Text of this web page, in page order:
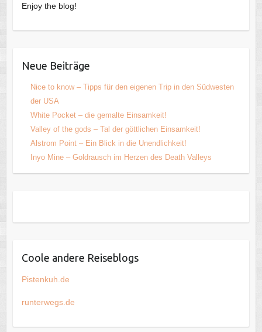
Enjoy the blog!
Neue Beiträge
Nice to know – Tipps für den eigenen Trip in den Südwesten
der USA
White Pocket – die gemalte Einsamkeit!
Valley of the gods – Tal der göttlichen Einsamkeit!
Alstrom Point – Ein Blick in die Unendlichkeit!
Inyo Mine – Goldrausch im Herzen des Death Valleys
Coole andere Reiseblogs
Pistenkuh.de
runterwegs.de